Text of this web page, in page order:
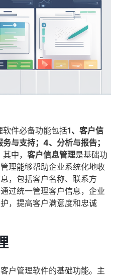
件必备功能包括1、客户信
与支持；4、分析与报告；
其中， 客户信息管理是基础功
理能够帮助企业系统化地收
，包括客户名称、联系方
过统一管理客户信息，企业
，提高客户满意度和忠诚
户管理软件的基础功能。主